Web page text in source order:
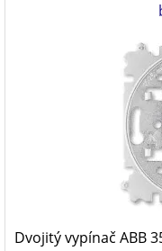
Dvojitý vypínač ABB